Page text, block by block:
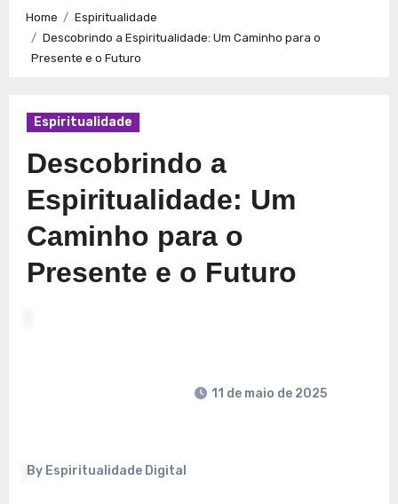
Caminhos para a Plenitude no Presente
Espiritualidade: Conexão e Significado no Presente
Home
Espiritualidade
Descobrindo a Espiritualidade: Um Caminho para o
Presente e o Futuro
Espiritualidade
Descobrindo a
Espiritualidade: Um
Caminho para o
Presente e o Futuro
By Espiritualidade Digital
11 de maio de 2025